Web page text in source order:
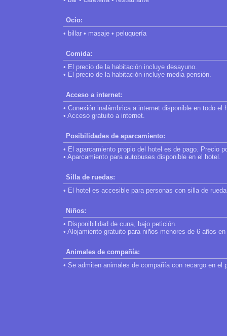
Ocio:
• billar • masaje • peluquería
Comida:
• El precio de la habitación incluye desayuno.
• El precio de la habitación incluye media pensión.
Acceso a internet:
• Conexión inalámbrica a internet disponible en todo el
• Acceso gratuito a internet.
Posibilidades de aparcamiento:
• El aparcamiento propio del hotel es de pago. Precio
• Aparcamiento para autobuses disponible en el hotel.
Silla de ruedas:
• El hotel es accesible para personas con silla de
Niños:
• Disponibilidad de cuna, bajo petición.
• Alojamiento gratuito para niños menores de 6 años
Animales de compañía:
• Se admiten animales de compañía con recargo en el